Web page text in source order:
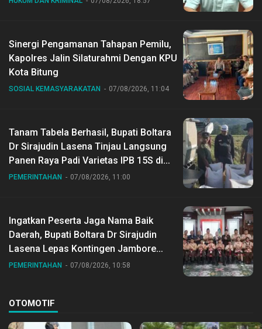
Sinergi Pengamanan Tahapan Pemilu,
Kapolres Jalin Silaturahmi Dengan KPU
Kota Bitung
SOSIAL KEMASYARAKATAN 07/08/2026, 11:04
Tanam Tabela Berhasil, Bupati Boltara
Dr Sirajudin Lasena Tinjau Langsung
Panen Raya Padi Varietas IPB 15S di
Desa Gihang
PEMERINTAHAN 07/08/2026, 11:00
Ingatkan Peserta Jaga Nama Baik
Daerah, Bupati Boltara Dr Sirajudin
Lasena Lepas Kontingen Jambore
Nasional ke XII di Buperta Cibubur
PEMERINTAHAN 07/08/2026, 10:58
OTOMOTIF